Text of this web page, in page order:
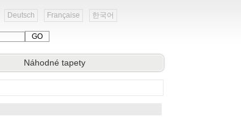
Deutsch Française 한국어
Náhodné tapety